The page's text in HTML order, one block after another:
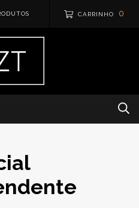
CARRINHO 0